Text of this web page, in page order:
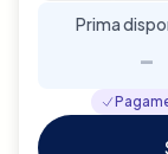
Prima
-